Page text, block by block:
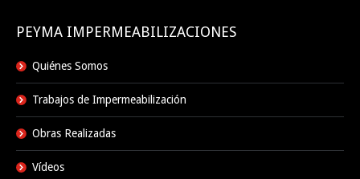
PEYMA IMPERMEABILIZACIONES
Quiénes Somos
Trabajos de Impermeabilización
Obras Realizadas
Vídeos